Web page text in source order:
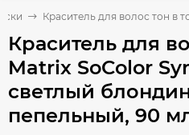
Краситель для волос тон в
Краситель для
Matrix SoColor
светлый
пепельный, 90